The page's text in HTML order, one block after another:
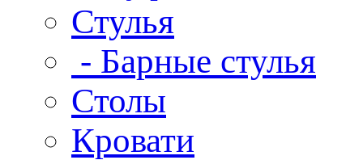
Стулья
- Барные стулья
Столы
Кровати